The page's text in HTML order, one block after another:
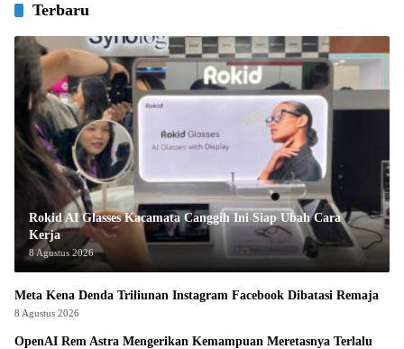
Terbaru
Rokid AI Glasses Kacamata Canggih Ini Siap Ubah Cara
Kerja
8 Agustus 2026
Meta Kena Denda Triliunan Instagram Facebook Dibatasi Remaja
8 Agustus 2026
OpenAI Rem Astra Mengerikan Kemampuan Meretasnya Terlalu